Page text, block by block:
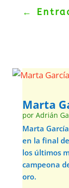
←
Marta
por Adrián
Marta
en la final
los últimos
campeona
oro.